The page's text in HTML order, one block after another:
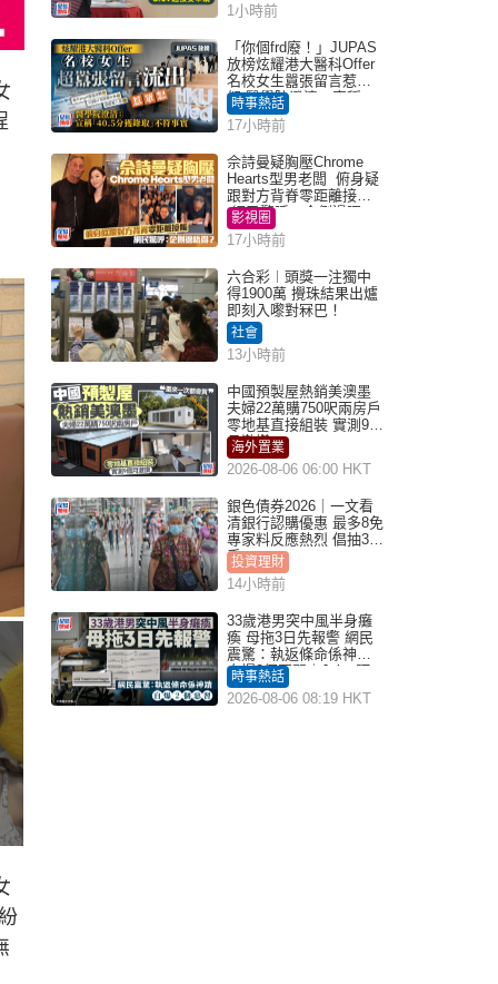
1小時前
「你個frd廢！」JUPAS
放榜炫耀港大醫科Offer
名校女生囂張留言惹眾
怒 醫學院澄清：宣稱
「40.5分獲錄取」不符事
實｜Juicy叮
時事熱話
17小時前
佘詩曼疑胸壓Chrome
Hearts型男老闆 俯身疑
跟對方背脊零距離接觸
網民驚呼：企側邊唔
得？
影視圈
17小時前
六合彩︱頭獎一注獨中
得1900萬 攪珠結果出爐
即刻入嚟對冧巴！
社會
13小時前
中國預製屋熱銷美澳墨
夫婦22萬購750呎兩房戶
零地基直接組裝 實測9個
月激讚
海外置業
2026-08-06 06:00 HKT
銀色債券2026｜一文看
清銀行認購優惠 最多8免
專家料反應熱烈 倡抽30
手
投資理財
14小時前
33歲港男突中風半身癱
瘓 母拖3日先報警 網民
震驚：執返條命係神蹟
自爆2個惡習｜Juicy叮
時事熱話
2026-08-06 08:19 HKT